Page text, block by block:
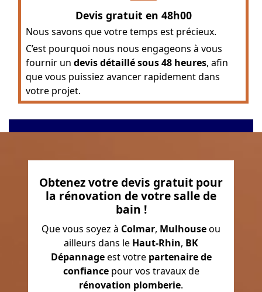
Devis gratuit en 48h00
Nous savons que votre temps est précieux.
C’est pourquoi nous nous engageons à vous
fournir un devis détaillé sous 48 heures, afin
que vous puissiez avancer rapidement dans
votre projet.
Obtenez votre devis gratuit pour
la rénovation de votre salle de
bain !
Que vous soyez à Colmar, Mulhouseou
ailleurs dans le Haut-Rhin, BK
Dépannageest votre partenaire de
confiancepour vos travaux de
rénovation plomberie.